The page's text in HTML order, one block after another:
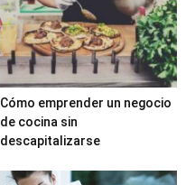
Cómo emprender un negocio
de cocina sin
descapitalizarse